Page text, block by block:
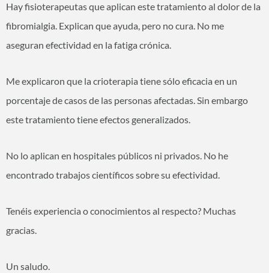
Hay fisioterapeutas que aplican este tratamiento al dolor de la
fibromialgia. Explican que ayuda, pero no cura. No me
aseguran efectividad en la fatiga crónica.
Me explicaron que la crioterapia tiene sólo eficacia en un
porcentaje de casos de las personas afectadas. Sin embargo
este tratamiento tiene efectos generalizados.
No lo aplican en hospitales públicos ni privados. No he
encontrado trabajos científicos sobre su efectividad.
Tenéis experiencia o conocimientos al respecto? Muchas
gracias.
Un saludo.